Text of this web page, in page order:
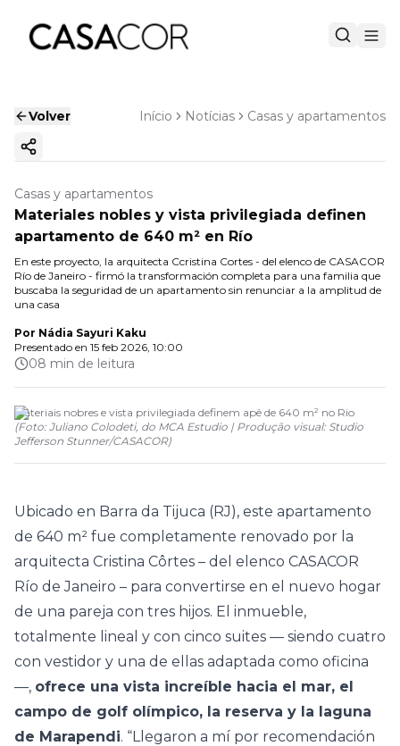
Volver Início Notícias Casas y apartamentos
Copiar enlace
Casas y apartamentos
Materiales nobles y vista privilegiada definen
apartamento de 640 m² en Río
En este proyecto, la arquitecta Ccristina Cortes - del elenco de CASACOR
Río de Janeiro - firmó la transformación completa para una familia que
buscaba la seguridad de un apartamento sin renunciar a la amplitud de
una casa
Por Nádia Sayuri Kaku
Presentado en 15 feb 2026, 10:00
08 min de leitura
Materiais nobres e vista privilegiada definem apê de 640 m² no Rio
(Foto: Juliano Colodeti, do MCA Estudio | Produção visual: Studio
Jefferson Stunner/CASACOR)
Ubicado en Barra da Tijuca (RJ), este apartamento
de 640 m² fue completamente renovado por la
arquitecta Cristina Côrtes – del elenco CASACOR
Río de Janeiro – para convertirse en el nuevo hogar
de una pareja con tres hijos. El inmueble,
totalmente lineal y con cinco suites — siendo cuatro
con vestidor y una de ellas adaptada como oficina
—, ofrece una vista increíble hacia el mar, el
campo de golf olímpico, la reserva y la laguna
de Marapendi. “Llegaron a mí por recomendación